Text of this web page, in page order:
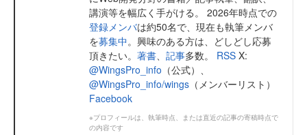
講演等を幅広く手がける。 2026年時点での
登録メンバは約50名で、現在も執筆メンバ
を募集中。興味のある方は、どしどし応募
頂きたい。 著書 記事多数。 RSS X:
@WingsPro_info （公式）、
@WingsPro_info/wings （メンバーリスト）
Facebook
※プロフィールは、執筆時点、または直近の記事の寄稿時点で
の内容です